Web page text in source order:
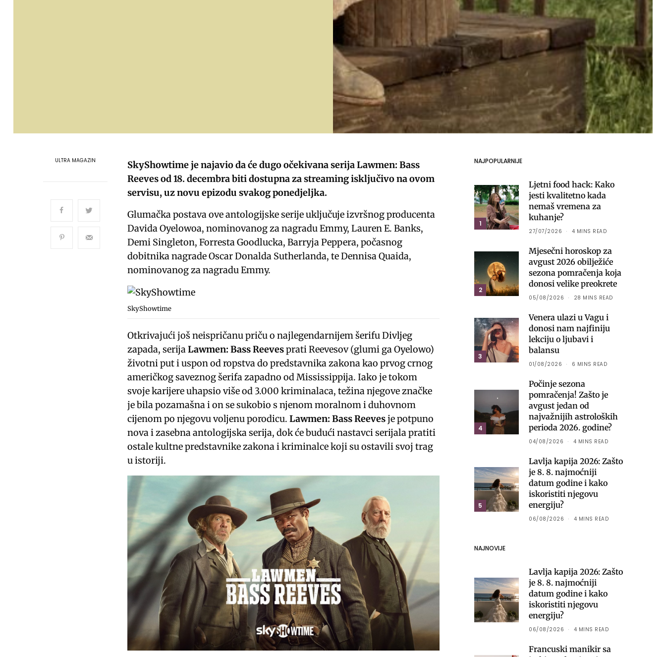
ULTRA MAGAZIN
SkyShowtime je najavio da će dugo očekivana serija Lawmen: Bass
Reeves od 18. decembra biti dostupna za streaming isključivo na ovom
servisu, uz novu epizodu svakog ponedjeljka.
Glumačka postava ove antologijske serije uključuje izvršnog producenta
Davida Oyelowoa, nominovanog za nagradu Emmy, Lauren E. Banks,
Demi Singleton, Forresta Goodlucka, Barryja Peppera, počasnog
dobitnika nagrade Oscar Donalda Sutherlanda, te Dennisa Quaida,
nominovanog za nagradu Emmy.
SkyShowtime
Otkrivajući još neispričanu priču o najlegendarnijem šerifu Divljeg
zapada, serijaLawmen: Bass Reevesprati Reevesov (glumi ga Oyelowo)
životni put i uspon od ropstva do predstavnika zakona kao prvog crnog
američkog saveznog šerifa zapadno od Mississippija. Iako je tokom
svoje karijere uhapsio više od 3.000 kriminalaca, težina njegove značke
je bila pozamašna i on se sukobio s njenom moralnom i duhovnom
cijenom po njegovu voljenu porodicu.Lawmen: Bass Reevesje potpuno
nova i zasebna antologijska serija, dok će budući nastavci serijala pratiti
ostale kultne predstavnike zakona i kriminalce koji su ostavili svoj trag
u istoriji.
NAJPOPULARNIJE
1
Ljetni food hack: Kako
jesti kvalitetno kada
nemaš vremena za
kuhanje?
27/07/2026 4 MINS READ
2
Mjesečni horoskop za
avgust 2026 obilježiće
sezona pomračenja koja
donosi velike preokrete
05/08/2026 28 MINS READ
3
Venera ulazi u Vagu i
donosi nam najfiniju
lekciju o ljubavi i
balansu
01/08/2026 6 MINS READ
4
Počinje sezona
pomračenja! Zašto je
avgust jedan od
najvažnijih astroloških
perioda 2026. godine?
04/08/2026 4 MINS READ
5
Lavlja kapija 2026: Zašto
je 8. 8. najmoćniji
datum godine i kako
iskoristiti njegovu
energiju?
06/08/2026 4 MINS READ
NAJNOVIJE
Lavlja kapija 2026: Zašto
je 8. 8. najmoćniji
datum godine i kako
iskoristiti njegovu
energiju?
06/08/2026 4 MINS READ
Francuski manikir sa